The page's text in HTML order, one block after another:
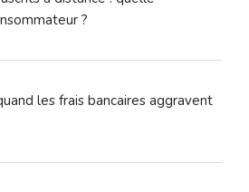
?
les frais bancaires aggravent